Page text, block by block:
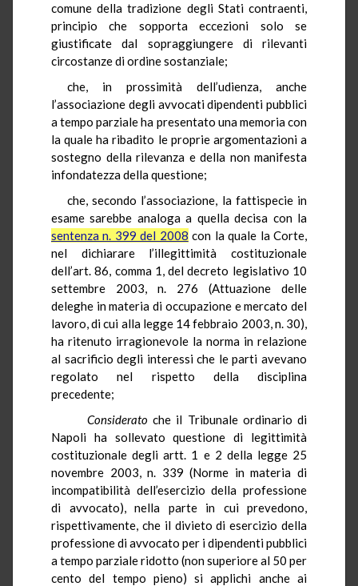
comune della tradizione degli Stati contraenti,
principio che sopporta eccezioni solo se
giustificate dal sopraggiungere di rilevanti
circostanze di ordine sostanziale;
che, in prossimità dell’udienza, anche
l’associazione degli avvocati dipendenti pubblici
a tempo parziale ha presentato una memoria con
la quale ha ribadito le proprie argomentazioni a
sostegno della rilevanza e della non manifesta
infondatezza della questione;
che, secondo l’associazione, la fattispecie in
esame sarebbe analoga a quella decisa con la
sentenza n. 399 del 2008 con la quale la Corte,
nel dichiarare l’illegittimità costituzionale
dell’art. 86, comma 1, del decreto legislativo 10
settembre 2003, n. 276 (Attuazione delle
deleghe in materia di occupazione e mercato del
lavoro, di cui alla legge 14 febbraio 2003, n. 30),
ha ritenuto irragionevole la norma in relazione
al sacrificio degli interessi che le parti avevano
regolato nel rispetto della disciplina
precedente;
Consideratoche il Tribunale ordinario di
Napoli ha sollevato questione di legittimità
costituzionale degli artt. 1 e 2 della legge 25
novembre 2003, n. 339 (Norme in materia di
incompatibilità dell’esercizio della professione
di avvocato), nella parte in cui prevedono,
rispettivamente, che il divieto di esercizio della
professione di avvocato per i dipendenti pubblici
a tempo parziale ridotto (non superiore al 50 per
cento del tempo pieno) si applichi anche ai